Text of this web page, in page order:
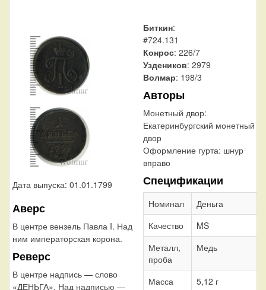
Дата выпуска: 01.01.1799
Аверс
В центре вензель Павла I. Над
ним императорская корона.
Реверс
В центре надпись — слово
«ДЕНЬГА». Над надписью —
Биткин:
#724.131
Конрос: 226/7
Уздеников: 2979
Волмар: 198/3
Авторы
Монетный двор:
Екатеринбургский монетный
двор
Оформление гурта: шнур
вправо
Спецификации
Номинал
Деньга
Качество
MS
Металл,
проба
Медь
Масса
5,12 г